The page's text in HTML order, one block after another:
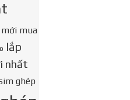
mua
lắp
nhất
ghép